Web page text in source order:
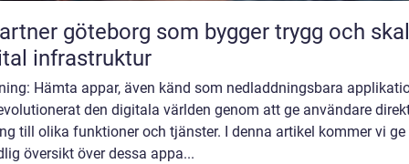
göteborg som bygger trygg och
infrastruktur
Hämta appar, även känd som nedladdningsbara
den digitala världen genom att ge användare
till olika funktioner och tjänster. I denna artikel kommer vi ge
översikt över dessa appa...